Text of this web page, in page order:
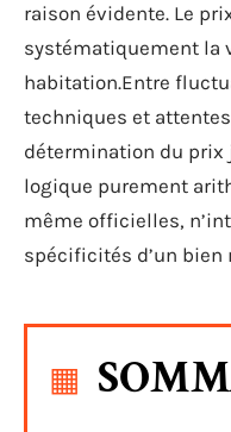
raison évidente. Le
systématiquement la
habitation.Entre
techniques et
détermination du prix
logique purement
même officielles,
spécificités d’un